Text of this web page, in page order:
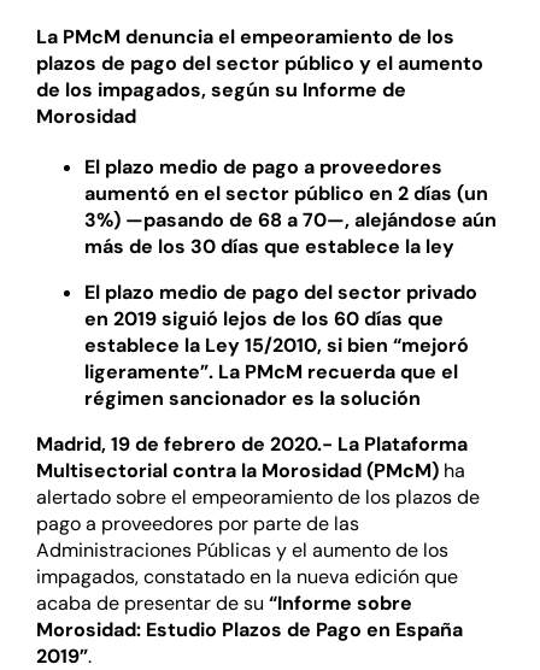
La PMcM denuncia el empeoramiento de los
plazos de pago del sector público y el aumento
de los impagados, según su Informe de
Morosidad
El plazo medio de pago a proveedores
aumentó en el sector público en 2 días (un
3%) —pasando de 68 a 70—, alejándose aún
más de los 30 días que establece la ley
El plazo medio de pago del sector privado
en 2019 siguió lejos de los 60 días que
establece la Ley 15/2010, si bien “mejoró
ligeramente”. La PMcM recuerda que el
régimen sancionador es la solución
Madrid, 19 de febrero de 2020.- La Plataforma
Multisectorial contra la Morosidad (PMcM)ha
alertado sobre el empeoramiento de los plazos de
pago a proveedores por parte de las
Administraciones Públicas y el aumento de los
impagados, constatado en la nueva edición que
acaba de presentar de su “Informe sobre
Morosidad: Estudio Plazos de Pago en España
2019”.